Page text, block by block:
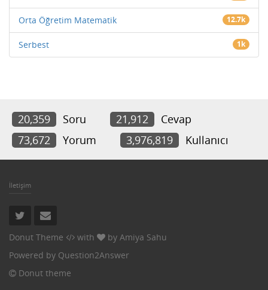
Orta Öğretim Matematik 12.7k
Serbest 1k
20,359 Soru 21,912
Cevap
73,672
Yorum 3,976,819 Kullanıcı
İletişim
Donut Theme with by Amiya Sahu
Powered by Question2Answer
Donut theme